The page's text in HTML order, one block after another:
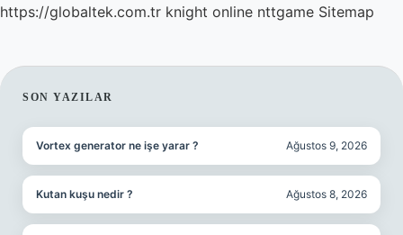
https://globaltek.com.tr knight online nttgame Sitemap
SIDEBAR
SON YAZILAR
Vortex generator ne işe yarar ? Ağustos 9, 2026
Kutan kuşu nedir ? Ağustos 8, 2026